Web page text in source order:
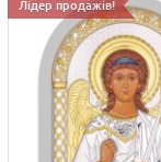
Лідер продажів!